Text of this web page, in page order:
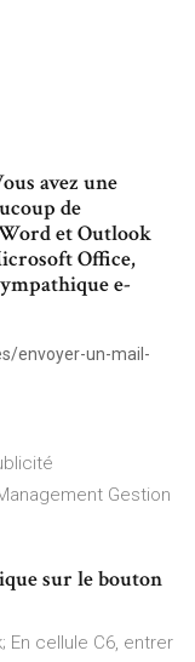
avez une
de
et Outlook
Office,
e-
envoyer-un-mail-
Gestion
sur le bouton
En cellule C6, entrer